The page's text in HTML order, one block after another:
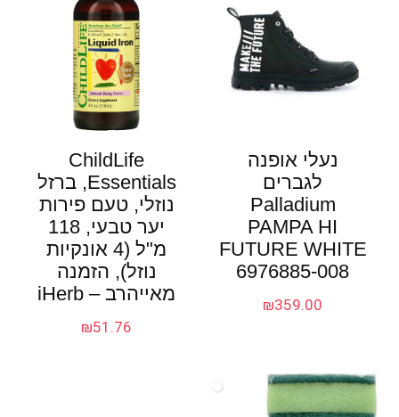
נעלי אופנה
לגברים
Palladium
PAMPA HI
FUTURE WHITE
6976885-008
₪359.00
ChildLife
Essentials‏, ברזל
נוזלי, טעם פירות
יער טבעי, 118
מ"ל (4 אונקיות
נוזל), הזמנה
מאייהרב – iHerb
₪51.76